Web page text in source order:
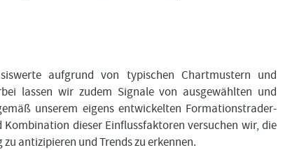
aufgrund von typischen Chartmustern und
lassen wir zudem Signale von ausgewählten und
unserem eigens entwickelten Formationstrader-
dieser Einflussfaktoren versuchen wir, die
antizipieren und Trends zu erkennen.